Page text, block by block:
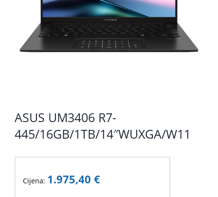
PRINTERI
POTROŠNI
POTROŠAČKA ELEKTRONIKA
ASUS UM3406 R7-
445/16GB/1TB/14″WUXGA/W11
Cijena: 1.975,40 €